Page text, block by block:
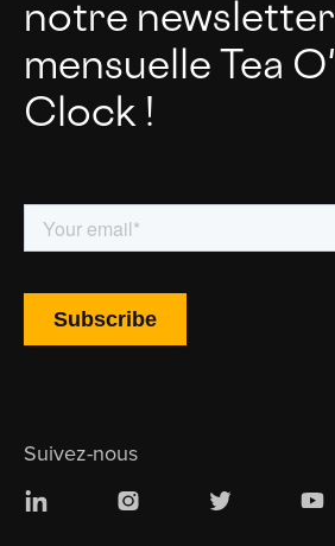
notre newsletter
mensuelle Tea O'
Clock !
Suivez-nous